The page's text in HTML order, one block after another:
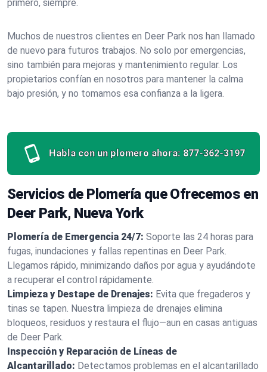
primero, siempre.
Muchos de nuestros clientes en Deer Park nos han llamado
de nuevo para futuros trabajos. No solo por emergencias,
sino también para mejoras y mantenimiento regular. Los
propietarios confían en nosotros para mantener la calma
bajo presión, y no tomamos esa confianza a la ligera.
Habla con un plomero ahora: 877-362-3197
Servicios de Plomería que Ofrecemos en
Deer Park, Nueva York
Plomería de Emergencia 24/7: Soporte las 24 horas para
fugas, inundaciones y fallas repentinas en Deer Park.
Llegamos rápido, minimizando daños por agua y ayudándote
a recuperar el control rápidamente.
Limpieza y Destape de Drenajes: Evita que fregaderos y
tinas se tapen. Nuestra limpieza de drenajes elimina
bloqueos, residuos y restaura el flujo—aun en casas antiguas
de Deer Park.
Inspección y Reparación de Líneas de
Alcantarillado: Detectamos problemas en el alcantarillado